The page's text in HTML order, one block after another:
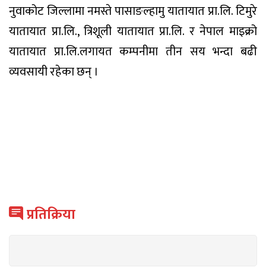
नुवाकोट जिल्लामा नमस्ते पासाङल्हामु यातायात प्रा.लि. टिमुरे
यातायात प्रा.लि., त्रिशूली यातायात प्रा.लि. र नेपाल माइक्रो
यातायात प्रा.लि.लगायत कम्पनीमा तीन सय भन्दा बढी
व्यवसायी रहेका छन् ।
प्रतिक्रिया